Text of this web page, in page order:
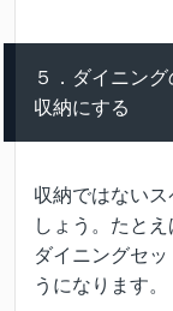
５．ダイニン
収納にする
収納ではない
しょう。たと
ダイニングセ
うになります。